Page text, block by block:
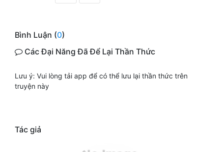
Bình Luận (0)
Các Đại Năng Đã Để Lại Thần Thức
Lưu ý: Vui lòng tải app để có thể lưu lại thần thức trên
truyện này
Tác giả